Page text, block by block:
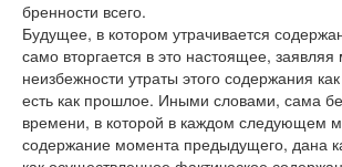
бренности всего.
Будущее, в котором утрачивается
само вторгается в это настоящее,
неизбежности утраты этого содержания
есть как прошлое. Иными словами, сама
времени, в которой в каждом следующем
содержание момента предыдущего, дана